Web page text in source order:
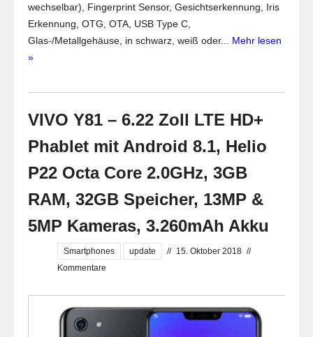
wechselbar), Fingerprint Sensor, Gesichtserkennung, Iris
Erkennung, OTG, OTA, USB Type C,
Glas-/Metallgehäuse, in schwarz, weiß oder... Mehr lesen
»
VIVO Y81 – 6.22 Zoll LTE HD+
Phablet mit Android 8.1, Helio
P22 Octa Core 2.0GHz, 3GB
RAM, 32GB Speicher, 13MP &
5MP Kameras, 3.260mAh Akku
Smartphones update // 15. Oktober 2018 //
Kommentare